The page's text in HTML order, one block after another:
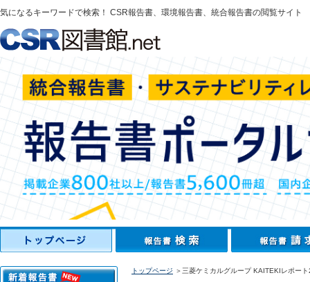
気になるキーワードで検索！ CSR報告書、環境報告書、統合報告書の閲覧サイト
トップページ ＞三菱ケミカルグループ KAITEKIレポー